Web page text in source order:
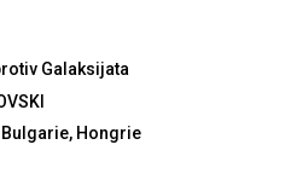
Galaksijata
Hongrie